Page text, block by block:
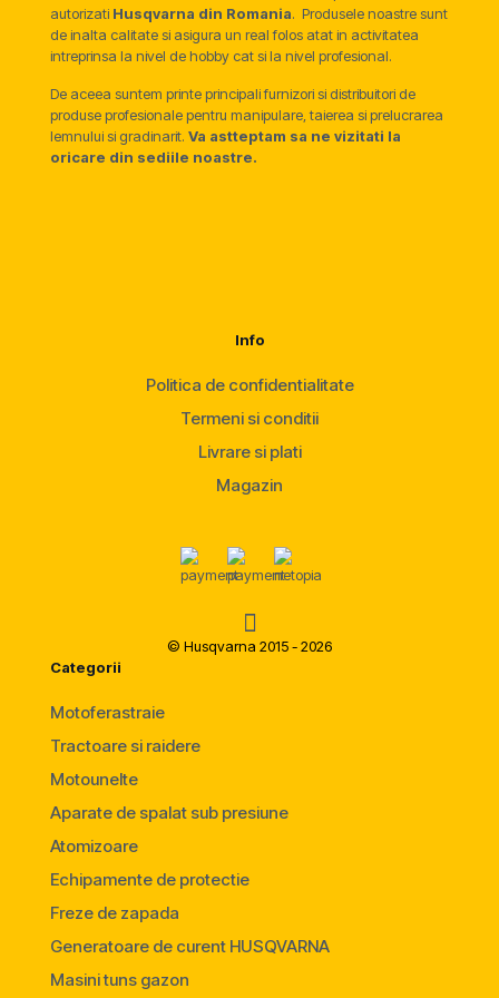
autorizati Husqvarna din Romania. Produsele noastre sunt
de inalta calitate si asigura un real folos atat in activitatea
intreprinsa la nivel de hobby cat si la nivel profesional.
De aceea suntem printe principali furnizori si distribuitori de
produse profesionale pentru manipulare, taierea si prelucrarea
lemnului si gradinarit. Va astteptam sa ne vizitati la
oricare din sediile noastre.
Info
Politica de confidentialitate
Termeni si conditii
Livrare si plati
Magazin
© Husqvarna 2015 - 2026
Categorii
Motoferastraie
Tractoare si raidere
Motounelte
Aparate de spalat sub presiune
Atomizoare
Echipamente de protectie
Freze de zapada
Generatoare de curent HUSQVARNA
Masini tuns gazon